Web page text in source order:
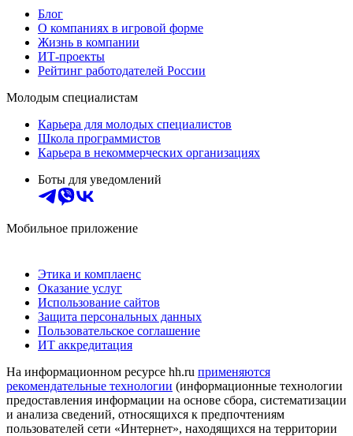
Блог
О компаниях в игровой форме
Жизнь в компании
ИТ-проекты
Рейтинг работодателей России
Молодым специалистам
Карьера для молодых специалистов
Школа программистов
Карьера в некоммерческих организациях
Боты для уведомлений
Мобильное приложение
Этика и комплаенс
Оказание услуг
Использование сайтов
Защита персональных данных
Пользовательское соглашение
ИТ аккредитация
На информационном ресурсе hh.ru применяются
рекомендательные технологии (информационные технологии
предоставления информации на основе сбора, систематизации
и анализа сведений, относящихся к предпочтениям
пользователей сети «Интернет», находящихся на территории